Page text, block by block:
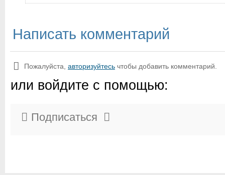
Написать комментарий
Пожалуйста, авторизуйтесь чтобы добавить комментарий.
или войдите с помощью:
Подписаться